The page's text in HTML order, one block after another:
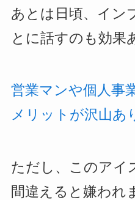
あとは日頃、イン
とに話すのも効果
営業マンや個人事
メリットが沢山あ
ただし、このアイ
間違えると嫌われ